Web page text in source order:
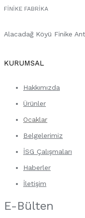
FINIKE FABRIKA
Alacadağ Köyü Finike
KURUMSAL
Hakkımızda
Ürünler
Ocaklar
Belgelerimiz
İSG Çalışmaları
Haberler
İletişim
E-Bülten